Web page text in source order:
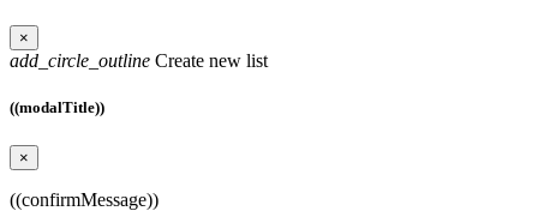
×
add_circle_outline Create new list
((modalTitle))
×
((confirmMessage))